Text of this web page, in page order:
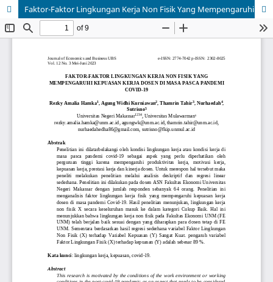
Faktor-Faktor Lingkungan Kerja Non Fisik Yang Mempengaruhi Kepuasan Kerja Dosen di Masa Pasca Pandemi COVID-19